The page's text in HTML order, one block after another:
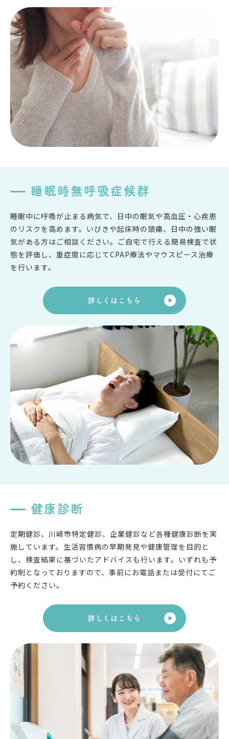
睡眠時無呼吸症候群
睡眠中に呼吸が止まる病気で、日中の眠気や高血圧・心疾患
のリスクを高めます。いびきや起床時の頭痛、日中の強い眠
気がある方はご相談ください。ご自宅で行える簡易検査で状
態を評価し、重症度に応じてCPAP療法やマウスピース治療
を行います。
詳しくはこちら
健康診断
定期健診、川崎市特定健診、企業健診など各種健康診断を実
施しています。生活習慣病の早期発見や健康管理を目的と
し、検査結果に基づいたアドバイスも行います。いずれも予
約制となっておりますので、事前にお電話または受付にてご
予約ください。
詳しくはこちら